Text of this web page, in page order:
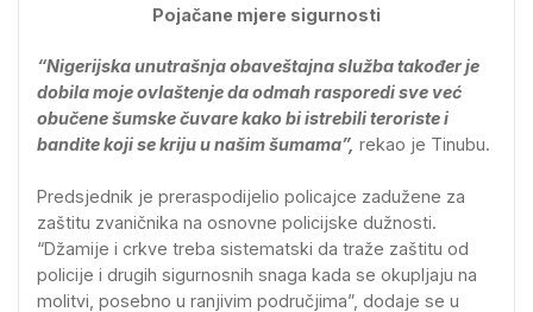
Pojačane mjere sigurnosti
“Nigerijska unutrašnja obaveštajna služba također je
dobila moje ovlaštenje da odmah rasporedi sve već
obučene šumske čuvare kako bi istrebili teroriste i
bandite koji se kriju u našim šumama”, rekao je Tinubu.
Predsjednik je preraspodijelio policajce zadužene za
zaštitu zvaničnika na osnovne policijske dužnosti.
“Džamije i crkve treba sistematski da traže zaštitu od
policije i drugih sigurnosnih snaga kada se okupljaju na
molitvi, posebno u ranjivim područjima”, dodaje se u